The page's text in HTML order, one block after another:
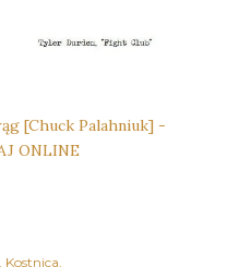
Kostnica